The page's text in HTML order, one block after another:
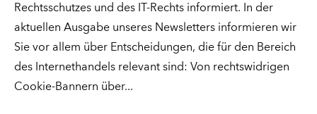
Rechtsschutzes und des IT-Rechts informiert. In der
aktuellen Ausgabe unseres Newsletters informieren wir
Sie vor allem über Entscheidungen, die für den Bereich
des Internethandels relevant sind: Von rechtswidrigen
Cookie-Bannern über